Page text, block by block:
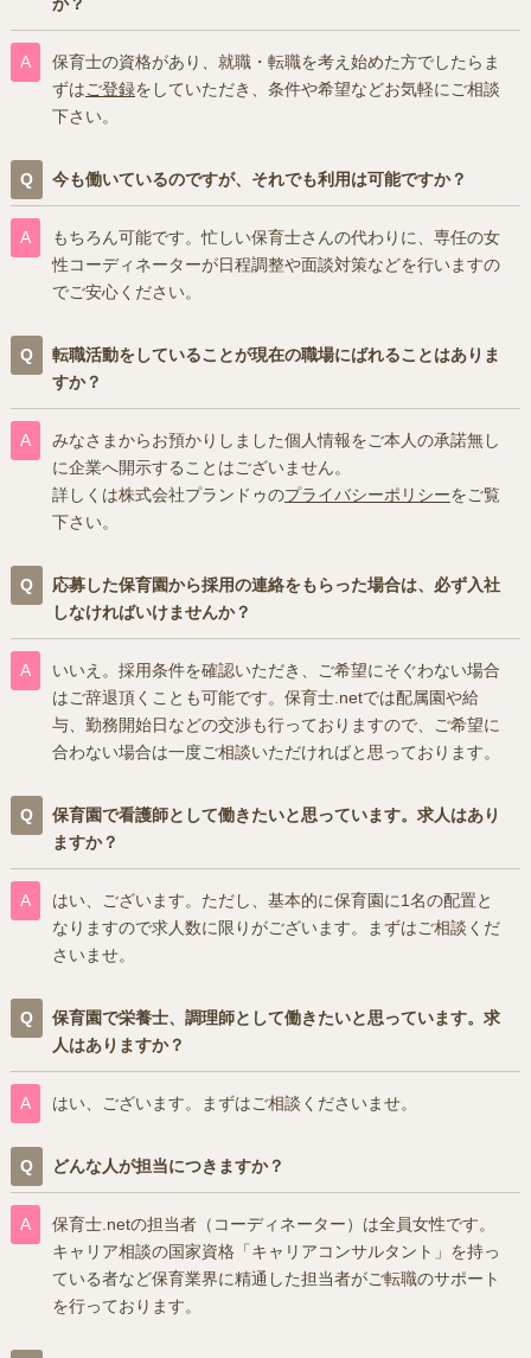
か？
保育士の資格があり、就職・転職を考え始めた方でしたらま
ずはご登録をしていただき、条件や希望などお気軽にご相談
下さい。
今も働いているのですが、それでも利用は可能ですか？
もちろん可能です。忙しい保育士さんの代わりに、専任の女
性コーディネーターが日程調整や面談対策などを行いますの
でご安心ください。
転職活動をしていることが現在の職場にばれることはありま
すか？
みなさまからお預かりしました個人情報をご本人の承諾無し
に企業へ開示することはございません。
詳しくは株式会社プランドゥのプライバシーポリシーをご覧
下さい。
応募した保育園から採用の連絡をもらった場合は、必ず入社
しなければいけませんか？
いいえ。採用条件を確認いただき、ご希望にそぐわない場合
はご辞退頂くことも可能です。保育士.netでは配属園や給
与、勤務開始日などの交渉も行っておりますので、ご希望に
合わない場合は一度ご相談いただければと思っております。
保育園で看護師として働きたいと思っています。求人はあり
ますか？
はい、ございます。ただし、基本的に保育園に1名の配置と
なりますので求人数に限りがございます。まずはご相談くだ
さいませ。
保育園で栄養士、調理師として働きたいと思っています。求
人はありますか？
はい、ございます。まずはご相談くださいませ。
どんな人が担当につきますか？
保育士.netの担当者（コーディネーター）は全員女性です。
キャリア相談の国家資格「キャリアコンサルタント」を持っ
ている者など保育業界に精通した担当者がご転職のサポート
を行っております。